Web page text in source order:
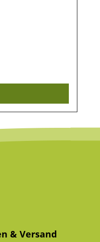
& Versand